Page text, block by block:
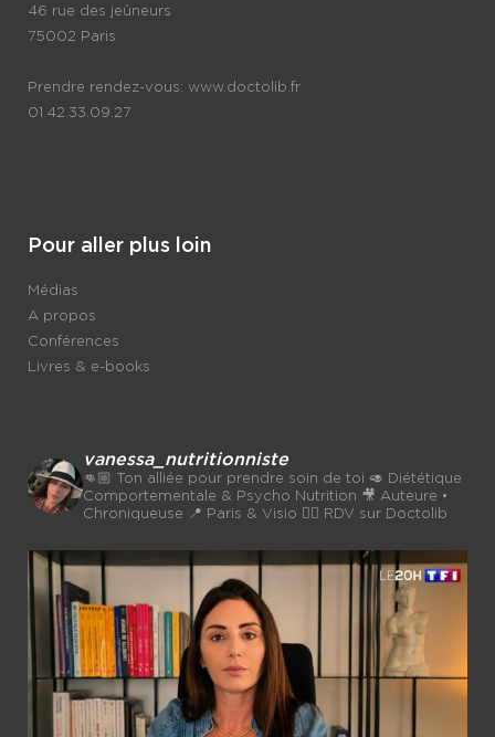
46 rue des jeûneurs
75002 Paris
Prendre rendez-vous: www.doctolib.fr
01.42.33.09.27
Pour aller plus loin
Médias
A propos
Conférences
Livres & e-books
vanessa_nutritionniste
👊🏼 Ton alliée pour prendre soin de toi 🥑 Diététique
Comportementale & Psycho Nutrition 🎥 Auteure •
Chroniqueuse 📍 Paris & Visio 👉🏼 RDV sur Doctolib